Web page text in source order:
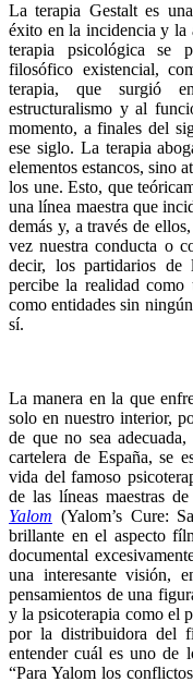
La terapia Gestalt es
éxito en la incidencia y la
terapia psicológica se
filosófico existencial,
terapia, que surgió
estructuralismo y al
momento, a finales del
ese siglo. La terapia
elementos estancos, sino
los une. Esto, que
una línea maestra que
demás y, a través de
vez nuestra conducta o
decir, los partidarios de
percibe la realidad
como entidades sin
sí.
La manera en la que
solo en nuestro interior,
de que no sea
cartelera de España, se
vida del famoso
de las líneas maestras
Yalom (Yalom’s Cure:
brillante en el aspecto
documental
una interesante visión,
pensamientos de una
y la psicoterapia como el
por la distribuidora del
entender cuál es uno de
“Para Yalom los